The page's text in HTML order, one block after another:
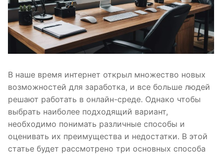
В наше время интернет открыл множество новых
возможностей для заработка, и все больше людей
решают работать в онлайн-среде. Однако чтобы
выбрать наиболее подходящий вариант,
необходимо понимать различные способы и
оценивать их преимущества и недостатки. В этой
статье будет рассмотрено три основных способа